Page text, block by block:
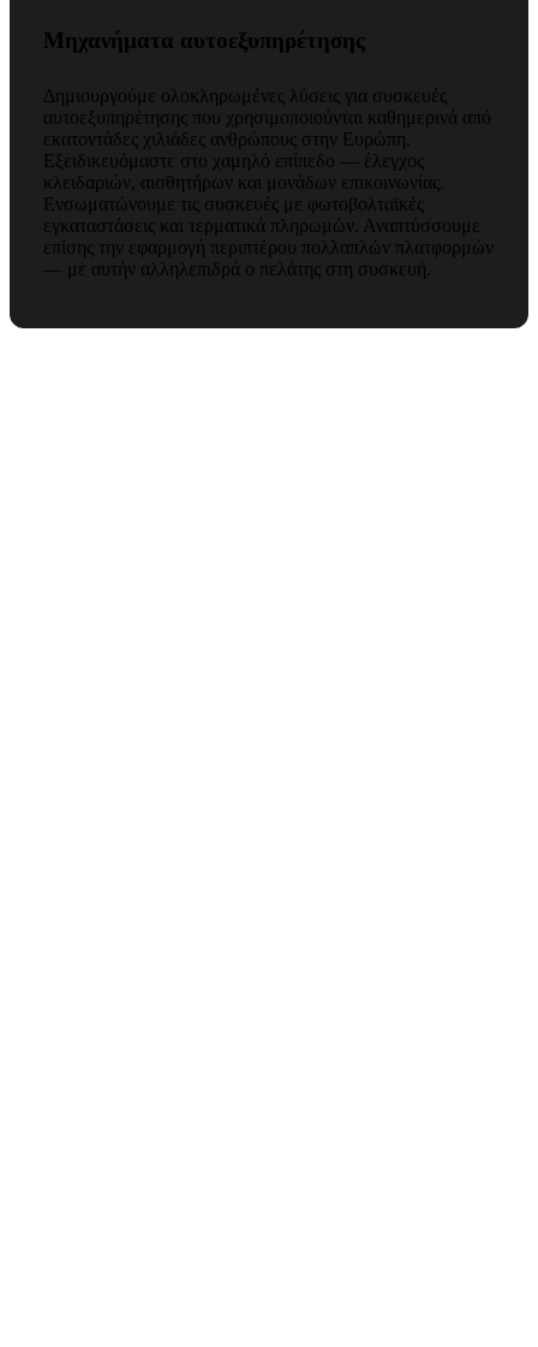
Μηχανήματα αυτοεξυπηρέτησης
Δημιουργούμε ολοκληρωμένες λύσεις για συσκευές
αυτοεξυπηρέτησης που χρησιμοποιούνται καθημερινά από
εκατοντάδες χιλιάδες ανθρώπους στην Ευρώπη.
Εξειδικευόμαστε στο χαμηλό επίπεδο — έλεγχος
κλειδαριών, αισθητήρων και μονάδων επικοινωνίας.
Ενσωματώνουμε τις συσκευές με φωτοβολταϊκές
εγκαταστάσεις και τερματικά πληρωμών. Αναπτύσσουμε
επίσης την εφαρμογή περιπτέρου πολλαπλών πλατφορμών
— με αυτήν αλληλεπιδρά ο πελάτης στη συσκευή.